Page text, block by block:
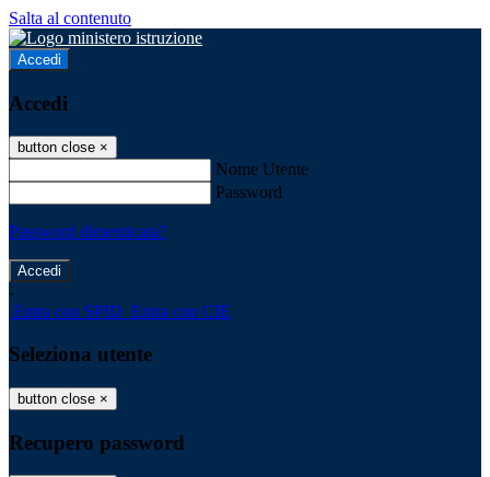
Salta al contenuto
Accedi
Accedi
button close ×
Nome Utente
Password
Password dimenticata?
-
Entra con SPID Entra con CIE
Seleziona utente
button close ×
Recupero password